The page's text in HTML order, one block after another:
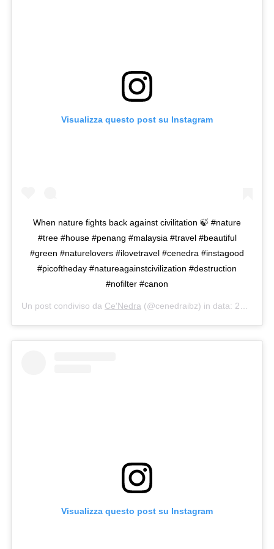
Visualizza questo post su Instagram
When nature fights back against civilitation 🍃 #nature
#tree #house #penang #malaysia #travel #beautiful
#green #naturelovers #ilovetravel #cenedra #instagood
#picoftheday #natureagainstcivilization #destruction
#nofilter #canon
Un post condiviso da Ce'Nedra (@cenedraibz) in data: 25 Set 2016 alle ore 1:19 PDT
Visualizza questo post su Instagram